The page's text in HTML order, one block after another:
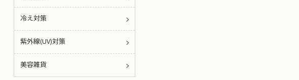
冷え対策
紫外線(UV)対策
美容雑貨